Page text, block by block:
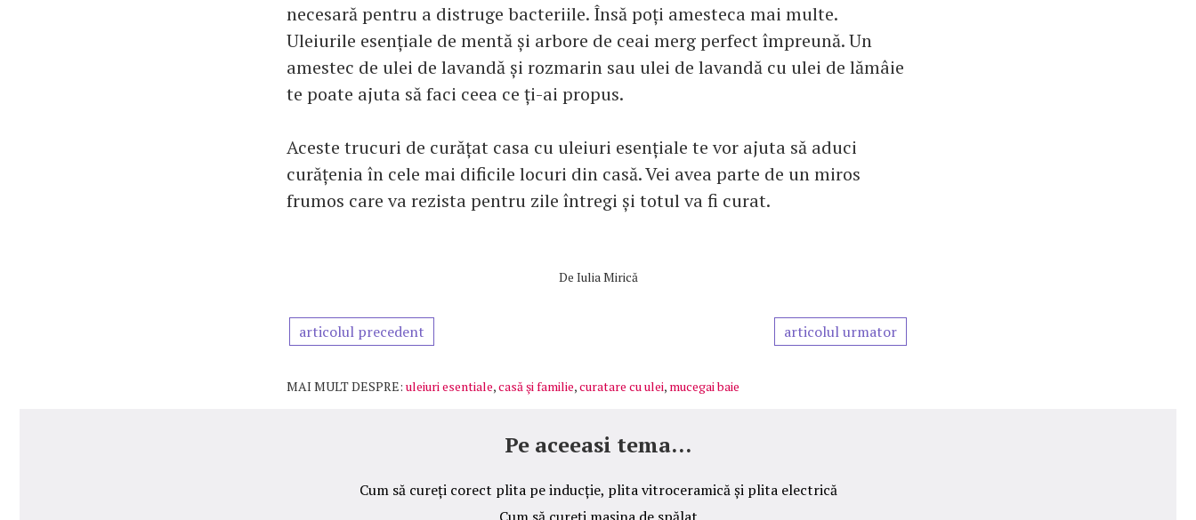
necesară pentru a distruge bacteriile. Însă poți amesteca mai multe.
Uleiurile esențiale de mentă și arbore de ceai merg perfect împreună. Un
amestec de ulei de lavandă și rozmarin sau ulei de lavandă cu ulei de lămâie
te poate ajuta să faci ceea ce ți-ai propus.
Aceste trucuri de curățat casa cu uleiuri esențiale te vor ajuta să aduci
curățenia în cele mai dificile locuri din casă. Vei avea parte de un miros
frumos care va rezista pentru zile întregi și totul va fi curat.
De Iulia Mirică
articolul precedent articolul urmator
MAI MULT DESPRE: uleiuri esentiale,casă şi familie,curatare cu ulei, mucegai baie
Pe aceeasi tema...
Cum să cureți corect plita pe inducție, plita vitroceramică și plita electrică